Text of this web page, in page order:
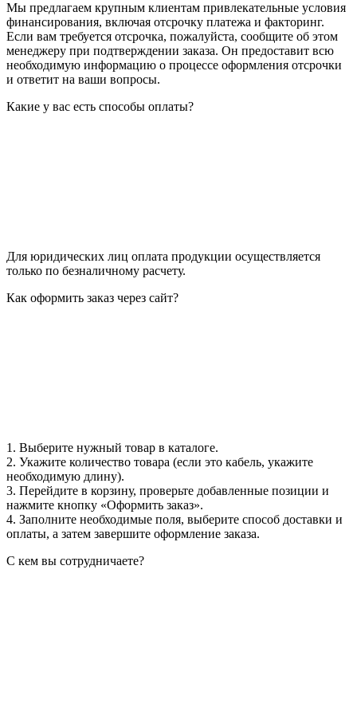
Мы предлагаем крупным клиентам привлекательные условия
финансирования, включая отсрочку платежа и факторинг.
Если вам требуется отсрочка, пожалуйста, сообщите об этом
менеджеру при подтверждении заказа. Он предоставит всю
необходимую информацию о процессе оформления отсрочки
и ответит на ваши вопросы.
Какие у вас есть способы оплаты?
Для юридических лиц оплата продукции осуществляется
только по безналичному расчету.
Как оформить заказ через сайт?
1. Выберите нужный товар в каталоге.
2. Укажите количество товара (если это кабель, укажите
необходимую длину).
3. Перейдите в корзину, проверьте добавленные позиции и
нажмите кнопку «Оформить заказ».
4. Заполните необходимые поля, выберите способ доставки и
оплаты, а затем завершите оформление заказа.
С кем вы сотрудничаете?